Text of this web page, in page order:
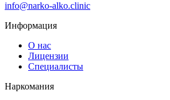
info@narko-alko.clinic
Информация
О нас
Лицензии
Специалисты
Наркомания